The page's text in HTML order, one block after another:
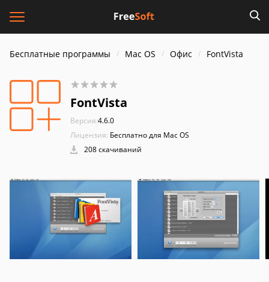
Бесплатные программы Mac OS Офис FontVista
FontVista
Версия:4.6.0
Лицензия: Бесплатно для Mac OS
208 скачиваний